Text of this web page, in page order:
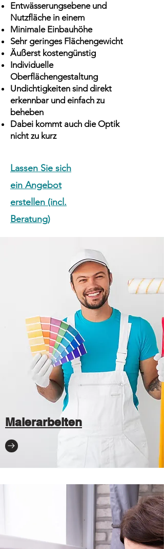
Entwässerungsebene und
Nutzfläche in einem
Minimale Einbauhöhe
Sehr geringes Flächengewicht
Äußerst kostengünstig
Individuelle
Oberflächengestaltung
Undichtigkeiten sind direkt
erkennbar und einfach zu
beheben
Dabei kommt auch die Optik
nicht zu kurz
Lassen Sie sich
ein Angebot
erstellen (incl.
Beratung)
Malerarbeiten